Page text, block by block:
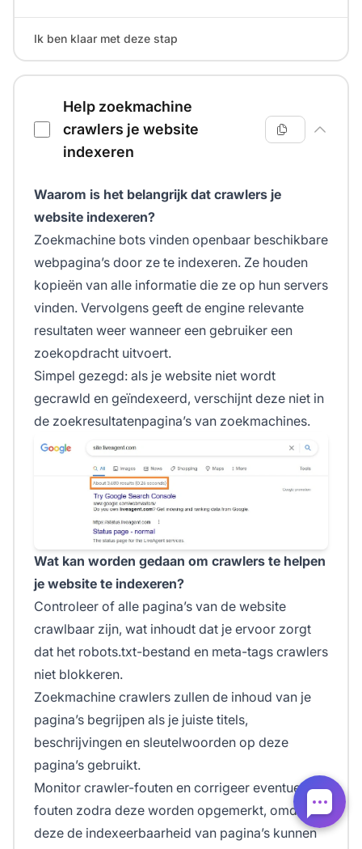
Ik ben klaar met deze stap
Help zoekmachine
crawlers je website
indexeren
Waarom is het belangrijk dat crawlers je
website indexeren?
Zoekmachine bots vinden openbaar beschikbare
webpagina’s door ze te indexeren. Ze houden
kopieën van alle informatie die ze op hun servers
vinden. Vervolgens geeft de engine relevante
resultaten weer wanneer een gebruiker een
zoekopdracht uitvoert.
Simpel gezegd: als je website niet wordt
gecrawld en geïndexeerd, verschijnt deze niet in
de zoekresultatenpagina’s van zoekmachines.
Wat kan worden gedaan om crawlers te helpen
je website te indexeren?
Controleer of alle pagina’s van de website
crawlbaar zijn, wat inhoudt dat je ervoor zorgt
dat het robots.txt-bestand en meta-tags crawlers
niet blokkeren.
Zoekmachine crawlers zullen de inhoud van je
pagina’s begrijpen als je juiste titels,
beschrijvingen en sleutelwoorden op deze
pagina’s gebruikt.
Monitor crawler-fouten en corrigeer eventuele
fouten zodra deze worden opgemerkt, omdat
deze de indexeerbaarheid van pagina’s kunnen